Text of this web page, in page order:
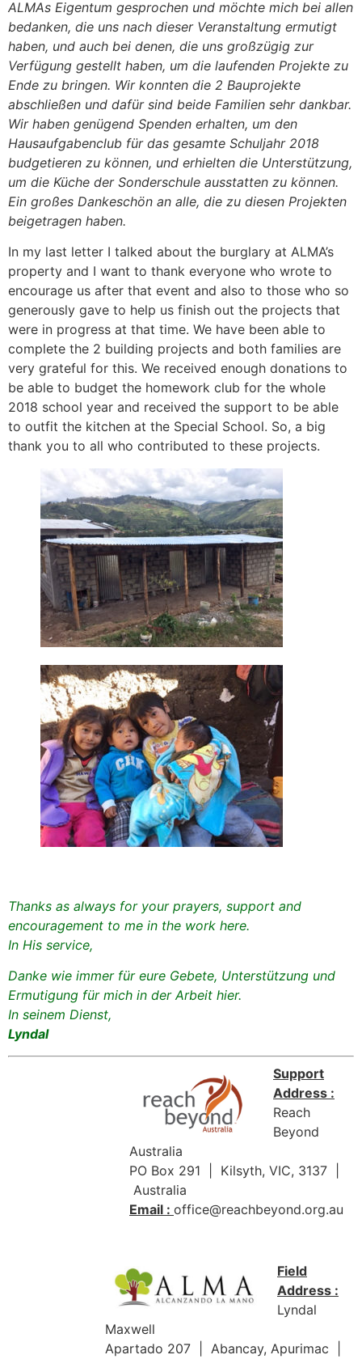
ALMAs Eigentum gesprochen und möchte mich bei allen
bedanken, die uns nach dieser Veranstaltung ermutigt
haben, und auch bei denen, die uns großzügig zur
Verfügung gestellt haben, um die laufenden Projekte zu
Ende zu bringen. Wir konnten die 2 Bauprojekte
abschließen und dafür sind beide Familien sehr dankbar.
Wir haben genügend Spenden erhalten, um den
Hausaufgabenclub für das gesamte Schuljahr 2018
budgetieren zu können, und erhielten die Unterstützung,
um die Küche der Sonderschule ausstatten zu können.
Ein großes Dankeschön an alle, die zu diesen Projekten
beigetragen haben.
In my last letter I talked about the burglary at ALMA’s
property and I want to thank everyone who wrote to
encourage us after that event and also to those who so
generously gave to help us finish out the projects that
were in progress at that time. We have been able to
complete the 2 building projects and both families are
very grateful for this. We received enough donations to
be able to budget the homework club for the whole
2018 school year and received the support to be able
to outfit the kitchen at the Special School. So, a big
thank you to all who contributed to these projects.
Thanks as always for your prayers, support and
encouragement to me in the work here.
In His service,
Danke wie immer für eure Gebete, Unterstützung und
Ermutigung für mich in der Arbeit hier.
In seinem Dienst,
Lyndal
Support
Address :
Reach
Beyond
Australia
PO Box 291 | Kilsyth, VIC, 3137 |
Australia
Email : office@reachbeyond.org.au
Field
Address :
Lyndal
Maxwell
Apartado 207 | Abancay, Apurimac |